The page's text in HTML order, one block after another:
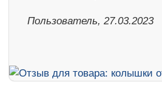
Пользователь, 27.03.2023